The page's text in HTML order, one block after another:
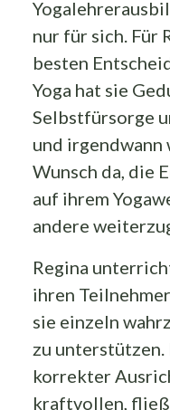
nur für sich. Für
besten
Yoga hat sie
Selbstfürsorge
und irgendwann
Wunsch da, die
auf ihrem
andere
Regina
ihren
sie einzeln
zu unterstützen.
korrekter
kraftvollen,